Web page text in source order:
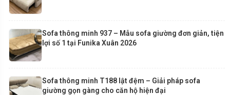
Sofa thông minh 937 – Mẫu sofa giường đơn giản, tiện
lợi số 1 tại Funika Xuân 2026
Sofa thông minh T188 lật đệm – Giải pháp sofa
giường gọn gàng cho căn hộ hiện đại